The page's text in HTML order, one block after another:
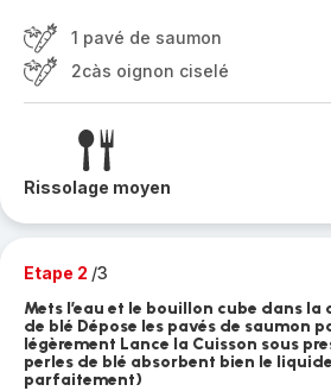
1 pavé de saumon
2càs oignon ciselé
Rissolage moyen
Etape 2 /3
Mets l’eau et le bouillon cube dans la
de blé Dépose les pavés de saumon
légèrement Lance la Cuisson sous
perles de blé absorbent bien le
parfaitement)